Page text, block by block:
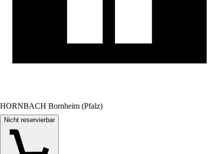
HORNBACH Bornheim (Pfalz)
Nicht reservierbar